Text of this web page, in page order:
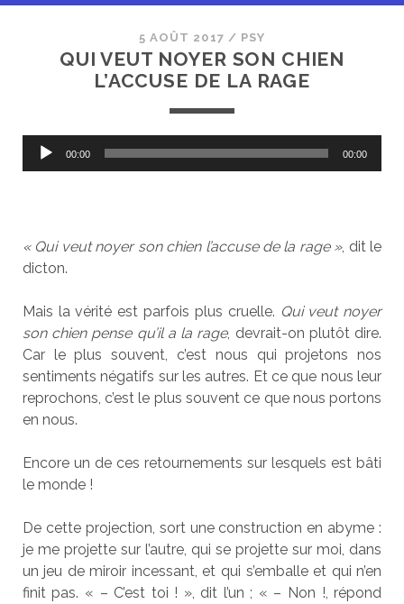
5 AOÛT 2017 / PSY
QUI VEUT NOYER SON CHIEN
L’ACCUSE DE LA RAGE
Lecteur
00:00 00:00
« Qui veut noyer son chien l’accuse de la rage », dit le
dicton.
Mais la vérité est parfois plus cruelle. Qui veut noyer
son chien pense qu’il a la rage, devrait-on plutôt dire.
Car le plus souvent, c’est nous qui projetons nos
sentiments négatifs sur les autres. Et ce que nous leur
reprochons, c’est le plus souvent ce que nous portons
en nous.
Encore un de ces retournements sur lesquels est bâti
le monde !
De cette projection, sort une construction en abyme :
je me projette sur l’autre, qui se projette sur moi, dans
un jeu de miroir incessant, et qui s’emballe et qui n’en
finit pas. « – C’est toi ! », dit l’un ; « – Non !, répond